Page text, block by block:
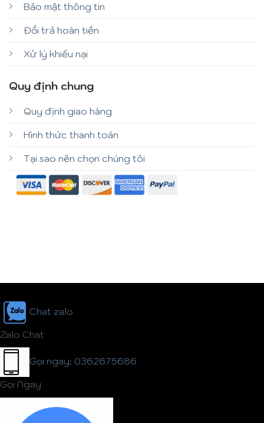
Bảo mật thông tin
Đổi trả hoàn tiền
Xử lý khiếu nại
Quy định chung
Quy định giao hàng
Hình thức thanh toán
Tại sao nên chọn chúng tôi
Chat zalo
Zalo Chat
Gọi ngay: 0362675686
Gọi Ngay